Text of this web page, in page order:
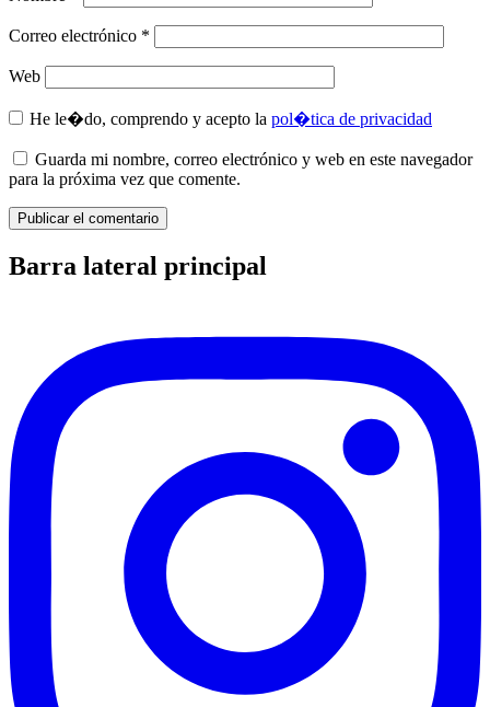
Correo electrónico *
Web
He le�do, comprendo y acepto la pol�tica de privacidad
Guarda mi nombre, correo electrónico y web en este navegador
para la próxima vez que comente.
Barra lateral principal